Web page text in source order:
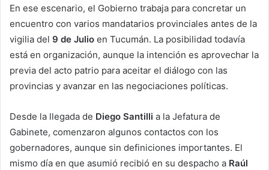
En ese escenario, el Gobierno trabaja para concretar un
encuentro con varios mandatarios provinciales antes de la
vigilia del 9 de Julio en Tucumán. La posibilidad todavía
está en organización, aunque la intención es aprovechar la
previa del acto patrio para aceitar el diálogo con las
provincias y avanzar en las negociaciones políticas.
Desde la llegada de Diego Santilli a la Jefatura de
Gabinete, comenzaron algunos contactos con los
gobernadores, aunque sin definiciones importantes. El
mismo día en que asumió recibió en su despacho a Raúl